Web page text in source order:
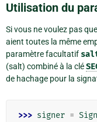
Utilisation du
Si vous ne voulez pas
aient toutes la même
paramètre facultatif
(salt) combiné à la clé
de hachage pour la
>>> signer =